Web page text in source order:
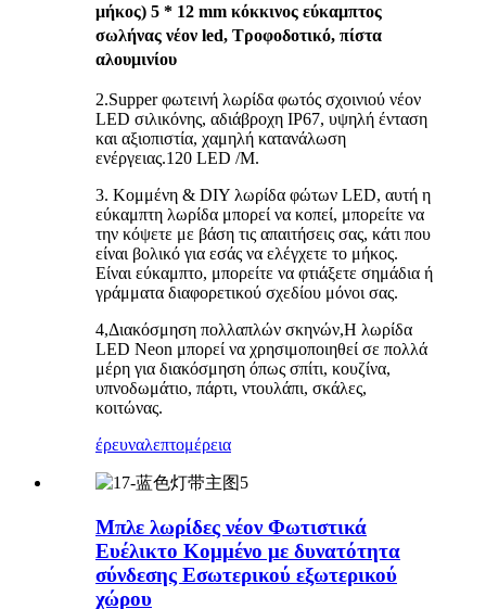
μήκος) 5 * 12 mm κόκκινος εύκαμπτος
σωλήνας νέον led, Τροφοδοτικό, πίστα
αλουμινίου
2.Supper φωτεινή λωρίδα φωτός σχοινιού νέον
LED σιλικόνης, αδιάβροχη IP67, υψηλή ένταση
και αξιοπιστία, χαμηλή κατανάλωση
ενέργειας.120 LED /M.
3. Κομμένη & DIY λωρίδα φώτων LED, αυτή η
εύκαμπτη λωρίδα μπορεί να κοπεί, μπορείτε να
την κόψετε με βάση τις απαιτήσεις σας, κάτι που
είναι βολικό για εσάς να ελέγχετε το μήκος.
Είναι εύκαμπτο, μπορείτε να φτιάξετε σημάδια ή
γράμματα διαφορετικού σχεδίου μόνοι σας.
4,Διακόσμηση πολλαπλών σκηνών,Η λωρίδα
LED Neon μπορεί να χρησιμοποιηθεί σε πολλά
μέρη για διακόσμηση όπως σπίτι, κουζίνα,
υπνοδωμάτιο, πάρτι, ντουλάπι, σκάλες,
κοιτώνας.
έρευναλεπτομέρεια
Μπλε λωρίδες νέον Φωτιστικά
Ευέλικτο Κομμένο με δυνατότητα
σύνδεσης Εσωτερικού εξωτερικού
χώρου